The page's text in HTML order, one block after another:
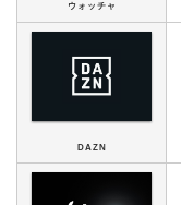
ウォッチャ
DAZN